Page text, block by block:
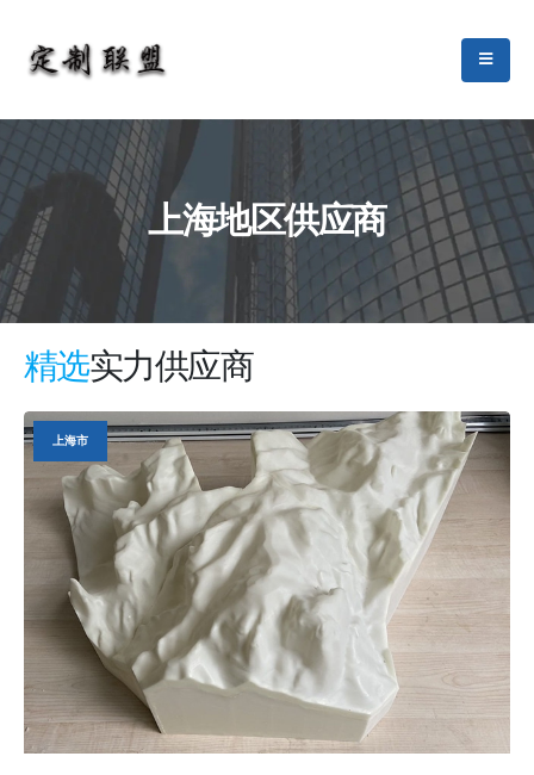
上海地区供应商
精选实力供应商
上海市